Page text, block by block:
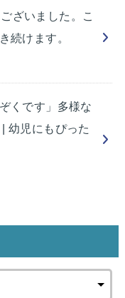
ざいました。こ
続けます。
くです」多様な
幼児にもぴった